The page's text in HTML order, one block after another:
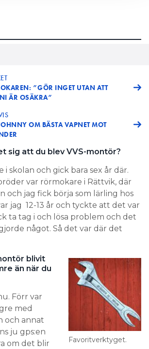
”GÖR INGET UTAN ATT
ÄR OSÄKRA”
OM BÄSTA VAPNET MOT
sig att du blev VVS-montör?
i skolan och gick bara sex år där.
var rörmokare i Rättvik, där
och jag fick börja som lärling hos
jag 12-13 år och tyckte att det var
ta tag i och lösa problem och det
något. Så det var där det
Favoritverktyget.
blivit
än när du
Förr var
med
och annat
ju gps:en
om det blir